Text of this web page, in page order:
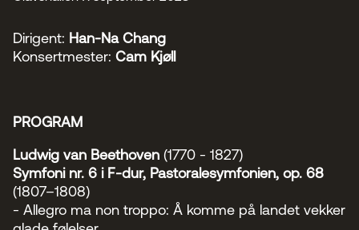
Bærekraft & samfunn
TSO mot 2030
Barn & unge
TSO talent
Princess Astrid International Music Competition
Nyheter
Dirigent: Han-Na Chang
Konsertmester: Cam Kjøll
PROGRAM
Ludwig van Beethoven (1770 - 1827)
Symfoni nr. 6 i F-dur, Pastoralesymfonien, op. 68
(1807–1808)
- Allegro ma non troppo: Å komme på landet vekker